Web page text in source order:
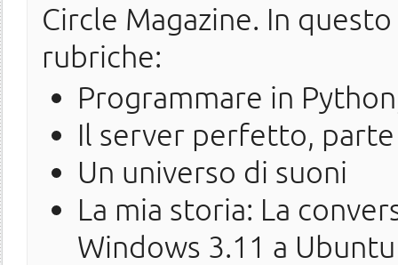
Circle Magazine. In
rubriche:
Programmare in
Il server perfetto,
Un universo di suoni
La mia storia: La
Windows 3.11 a Ubuntu